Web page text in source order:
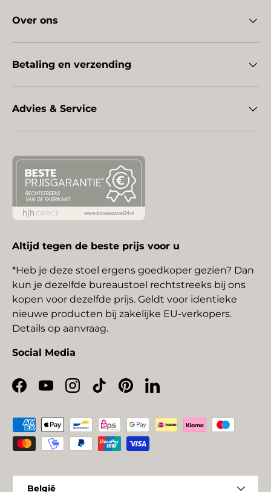
Over ons
Betaling en verzending
Advies & Service
Altijd tegen de beste prijs voor u
*Heb je deze stoel ergens goedkoper gezien? Dan
kun je dezelfde bureaustoel rechtstreeks bij ons
kopen voor dezelfde prijs. Geldt voor identieke
nieuwe producten bij zakelijke EU-verkopers.
Details op aanvraag.
Social Media
Facebook
YouTubeInstagram
TikTokPinterestLinkedIn
Geaccepteerde betaalmethoden
België